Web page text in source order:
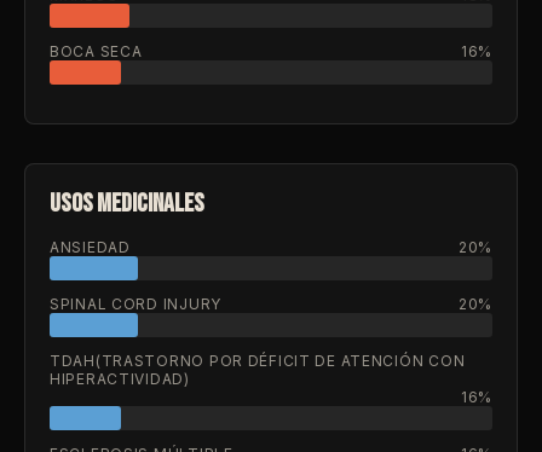
BOCA SECA 16%
USOS MEDICINALES
ANSIEDAD 20%
SPINAL CORD INJURY 20%
TDAH(TRASTORNO POR DÉFICIT DE ATENCIÓN CON
HIPERACTIVIDAD)
16%